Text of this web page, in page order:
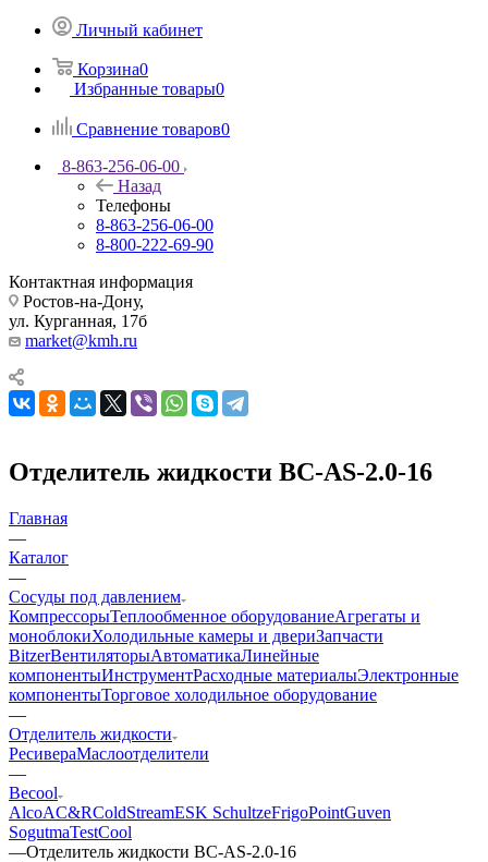
Личный кабинет
Корзина0
Избранные товары0
Сравнение товаров0
8-863-256-06-00
Назад
Телефоны
8-863-256-06-00
8-800-222-69-90
Контактная информация
Ростов-на-Дону,
ул. Курганная, 17б
market@kmh.ru
Отделитель жидкости BC-AS-2.0-16
Главная
—
Каталог
—
Сосуды под давлением
КомпрессорыТеплообменное оборудованиеАгрегаты и
моноблокиХолодильные камеры и двериЗапчасти
BitzerВентиляторыАвтоматикаЛинейные
компонентыИнструментРасходные материалыЭлектронные
компонентыТорговое холодильное оборудование
—
Отделитель жидкости
РесивераМаслоотделители
—
Becool
AlcoAС&RColdStreamESK SchultzeFrigoPointGuven
SogutmaTestCool
—Отделитель жидкости BC-AS-2.0-16